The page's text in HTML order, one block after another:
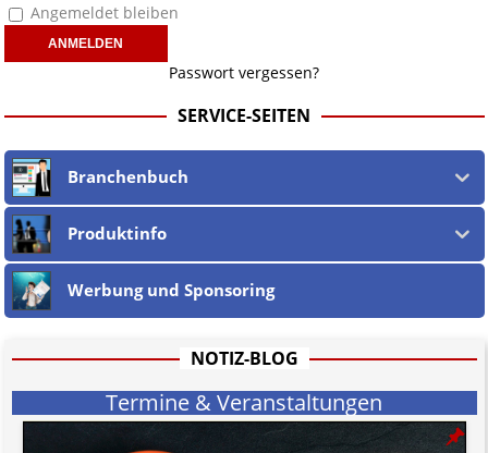
Angemeldet bleiben
Passwort vergessen?
SERVICE-SEITEN
Branchenbuch
Produktinfo
Werbung und Sponsoring
NOTIZ-BLOG
Termine & Veranstaltungen